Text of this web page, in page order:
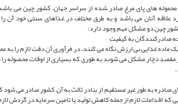
های پای مرغ صادر شده از سراسر جهان، کشور چین می باشد
علاقه آنان می باشد و به طرق مختلف در غذاهای سنتی خود آن
چین دو مشکل مهم وجود دارد:
صادرکنندگان به کیفیت
ماده غذایی بی ارزش نگاه می کنند، در فرآوری آن دقت لازم را
مقصد دچار مشکل می شوند به طوری که بسیاری از اوقات محصوله
به طور غیر مستقیم از بنادر ثالث به آن کشور صادر می شود
اقدامات لازم از جمله کاهش تولید یا تامین سرمایه در گردش